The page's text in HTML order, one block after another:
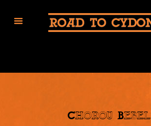
Chorou Bebel